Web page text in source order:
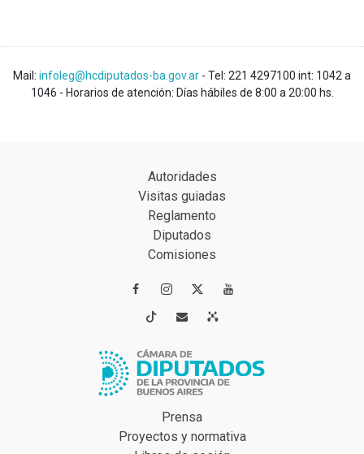
Mail: infoleg@hcdiputados-ba.gov.ar - Tel: 221 4297100 int: 1042 a
1046 - Horarios de atención: Días hábiles de 8:00 a 20:00 hs.
Autoridades
Visitas guiadas
Reglamento
Diputados
Comisiones
 
 
Prensa
Proyectos y normativa